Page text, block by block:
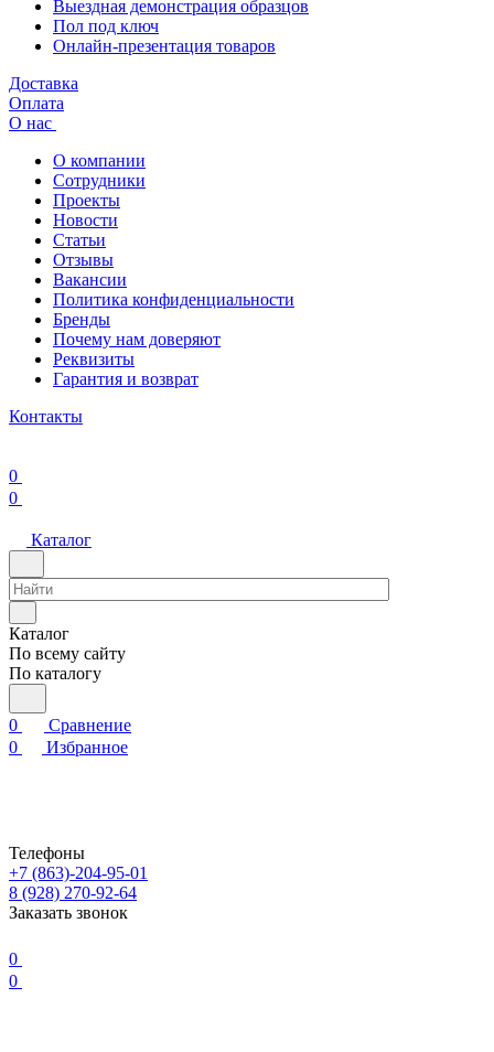
Выездная демонстрация образцов
Пол под ключ
Онлайн-презентация товаров
Доставка
Оплата
О нас
О компании
Сотрудники
Проекты
Новости
Статьи
Отзывы
Вакансии
Политика конфиденциальности
Бренды
Почему нам доверяют
Реквизиты
Гарантия и возврат
Контакты
0
0
Каталог
Каталог
По всему сайту
По каталогу
0
Сравнение
0
Избранное
Телефоны
+7 (863)-204-95-01
8 (928) 270-92-64
Заказать звонок
0
0